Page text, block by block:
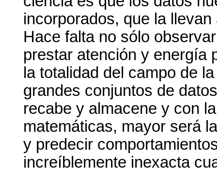
incorporados, que la
Hace falta no sólo
prestar atención y energía
la totalidad del campo de
grandes conjuntos de
recabe y almacene y con
matemáticas, mayor será
y predecir
increíblemente inexacta